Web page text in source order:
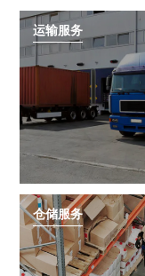
运输服务
仓储服务